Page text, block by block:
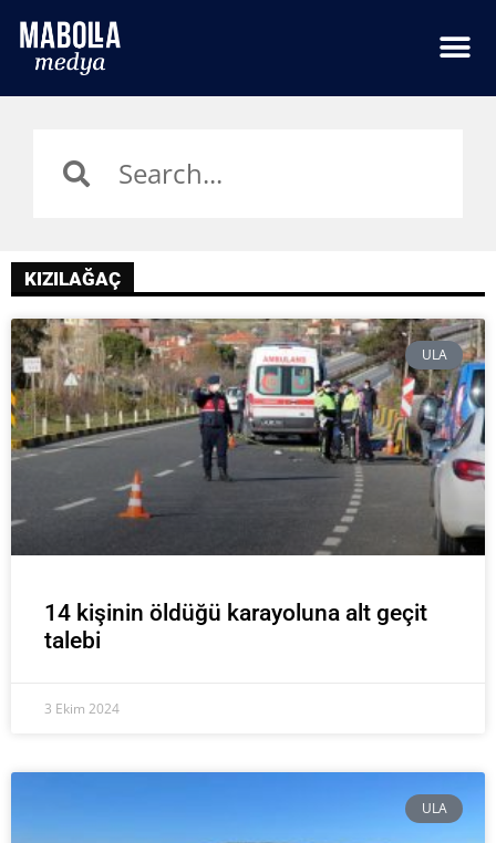
KIZILAĞAÇ
ULA
14 kişinin öldüğü karayoluna alt geçit
talebi
3 Ekim 2024
ULA